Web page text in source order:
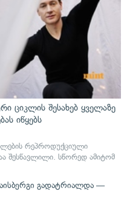
ციკლის შესახებ ყველაზე
იწყებს
რეპროდუქციული
შესწავლილი. სწორედ ამიტომ
გადატრიალდა —